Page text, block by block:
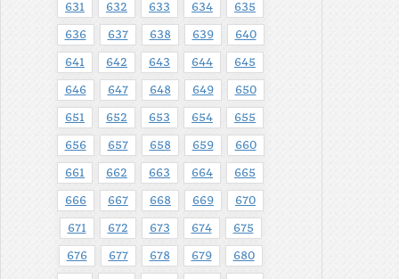
631 632 633 634 635
636 637 638 639 640
641 642 643 644 645
646 647 648 649 650
651 652 653 654 655
656 657 658 659 660
661 662 663 664 665
666 667 668 669 670
671 672 673 674 675
676 677 678 679 680